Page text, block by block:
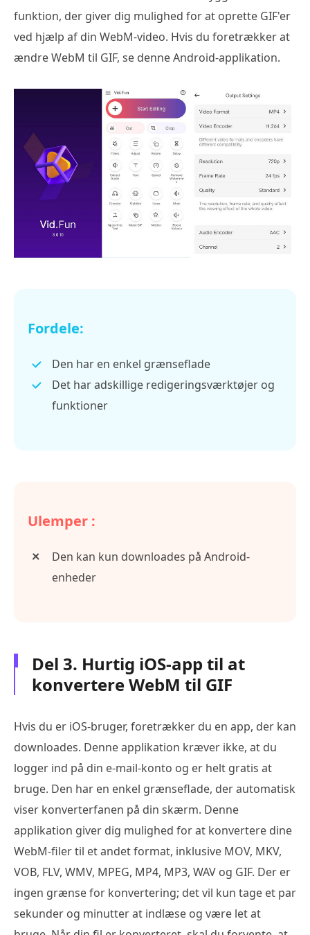
funktion, der giver dig mulighed for at oprette GIF'er
ved hjælp af din WebM-video. Hvis du foretrækker at
ændre WebM til GIF, se denne Android-applikation.
Fordele:
Den har en enkel grænseflade
Det har adskillige redigeringsværktøjer og
funktioner
Ulemper :
Den kan kun downloades på Android-
enheder
Del 3. Hurtig iOS-app til at
konvertere WebM til GIF
Hvis du er iOS-bruger, foretrækker du en app, der kan
downloades. Denne applikation kræver ikke, at du
logger ind på din e-mail-konto og er helt gratis at
bruge. Den har en enkel grænseflade, der automatisk
viser konverterfanen på din skærm. Denne
applikation giver dig mulighed for at konvertere dine
WebM-filer til et andet format, inklusive MOV, MKV,
VOB, FLV, WMV, MPEG, MP4, MP3, WAV og GIF. Der er
ingen grænse for konvertering; det vil kun tage et par
sekunder og minutter at indlæse og være let at